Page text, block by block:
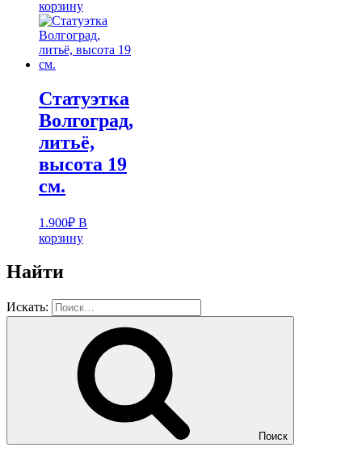
корзину
Статуэтка
Волгоград,
литьё,
высота 19
см.
1.900₽ В
корзину
Найти
Искать:
Поиск